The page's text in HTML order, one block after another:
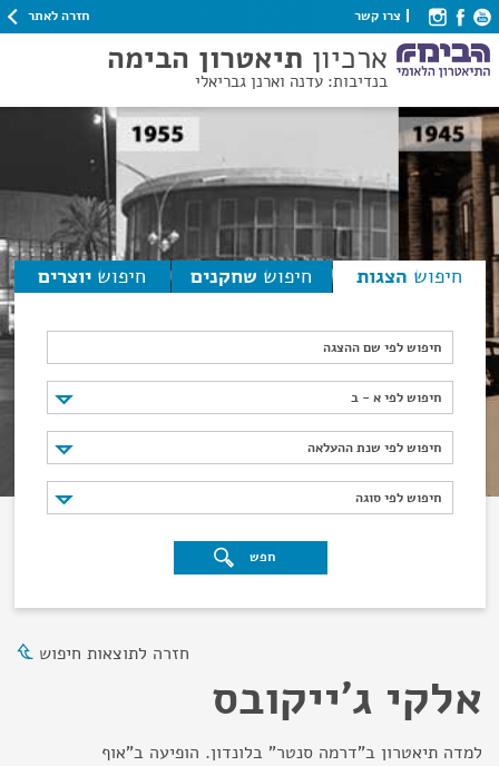
צרו קשר חזרה לאתר
ארכיון תיאטרון הבימה
בנדיבות: עדנה וארנן גבריאלי
חיפוש הצגות חיפוש שחקנים חיפוש יוצרים
חיפוש לפי שם ההצגה
חיפוש לפי א - ב
חיפוש לפי א - ב
חיפוש לפי שנת ההעלאה
חיפוש לפי שנת ההעלאה
חיפוש לפי סוגה
חיפוש לפי סוגה
חפש
חזרה לתוצאות חיפוש
אלקי ג'ייקובס
למדה תיאטרון ב"דרמה סנטר" בלונדון. הופיעה ב"אוף